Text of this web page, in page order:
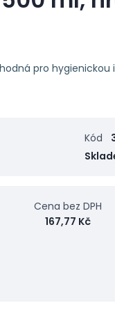
pro hygienickou
Kód
Cena bez DPH
167,77 Kč